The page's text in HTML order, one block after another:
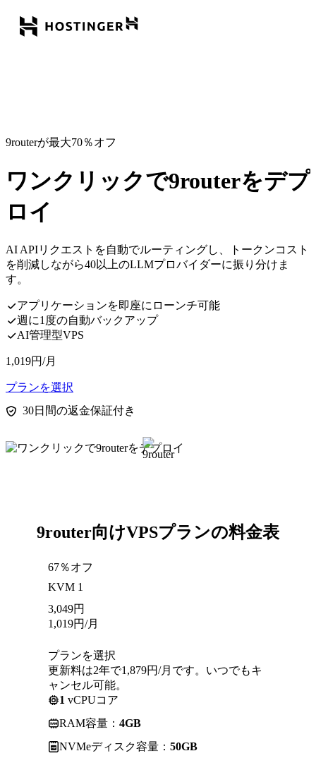
9routerが最大70％オフ
ワンクリックで9routerをデプ
ロイ
AI APIリクエストを自動でルーティングし、トークンコスト
を削減しながら40以上のLLMプロバイダーに振り分けま
す。
アプリケーションを即座にローンチ可能
週に1度の自動バックアップ
AI管理型VPS
1,019円/月
プランを選択
30日間の返金保証付き
9router向けVPSプランの料金表
67％オフ
KVM 1
3,049円
1,019円/月
プランを選択
更新料は2年で1,879円/月です。いつでもキ
ャンセル可能。
1 vCPUコア
RAM容量： 4GB
NVMeディスク容量： 50GB